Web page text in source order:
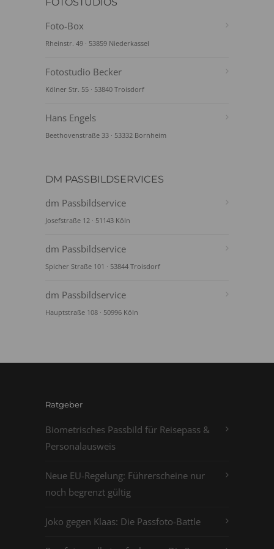
Foto-Box
Rheinstr. 49 · 53859 Niederkassel
Fotostudio Becker
Kölner Str. 55 · 53840 Troisdorf
Hans Engels
Beethovenstraße 33 · 53332 Bornheim
DM PASSBILDSERVICES
dm Passbildservice
Josefstraße 12 · 51143 Köln
dm Passbildservice
Spicher Straße 101 · 53844 Troisdorf
dm Passbildservice
Hauptstraße 108 · 50996 Köln
Ratgeber
Biometrisches Passbild für Reisepass &
Personalausweis
Neue EU-Regelung: Führerscheine nur
noch begrenzt gültig
Joko gegen Klaas: Die Passfoto-Battle